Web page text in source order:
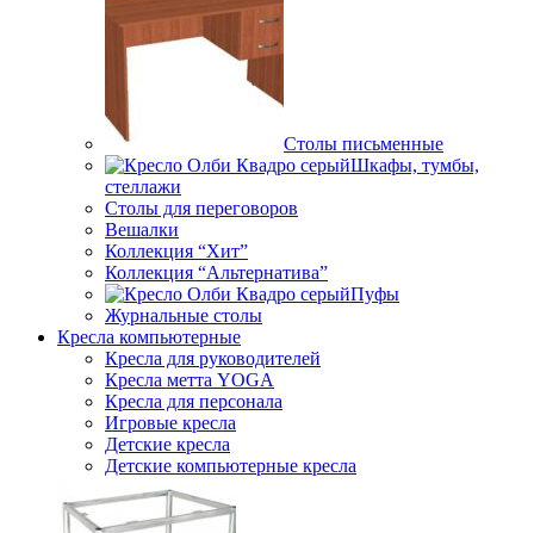
Столы письменные
Шкафы, тумбы,
стеллажи
Столы для переговоров
Вешалки
Коллекция “Хит”
Коллекция “Альтернатива”
Пуфы
Журнальные столы
Кресла компьютерные
Кресла для руководителей
Кресла метта YOGA
Кресла для персонала
Игровые кресла
Детские кресла
Детские компьютерные кресла